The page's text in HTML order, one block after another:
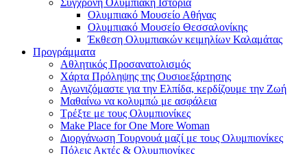
Ολυμπιακό Μουσείο Αθήνας
Ολυμπιακό Μουσείο Θεσσαλονίκης
Έκθεση Ολυμπιακών κειμηλίων Καλαμάτας
Προγράμματα
Αθλητικός Προσανατολισμός
Χάρτα Πρόληψης της Ουσιοεξάρτησης
Αγωνιζόμαστε για την Ελπίδα, κερδίζουμε την Ζωή
Μαθαίνω να κολυμπώ με ασφάλεια
Τρέξτε με τους Ολυμπιονίκες
Make Place for One More Woman
Διοργάνωση Τουρνουά μαζί με τους Ολυμπιονίκες
Πόλεις Ακτές & Ολυμπιονίκες